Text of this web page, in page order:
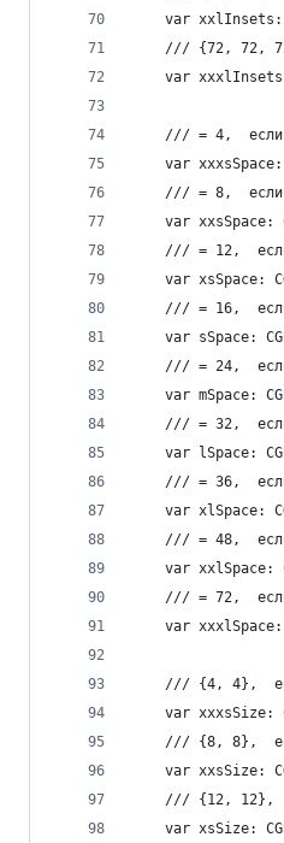
var
/// {72, 72,
var
/// = 4,
var
/// = 8,
var xxsSpace:
/// = 12,
var xsSpace:
/// = 16,
var sSpace:
/// = 24,
var mSpace:
/// = 32,
var lSpace:
/// = 36,
var xlSpace:
/// = 48,
var xxlSpace:
/// = 72,
var
/// {4, 4},
var xxxsSize:
/// {8, 8},
var xxsSize:
/// {12, 12},
var xsSize: